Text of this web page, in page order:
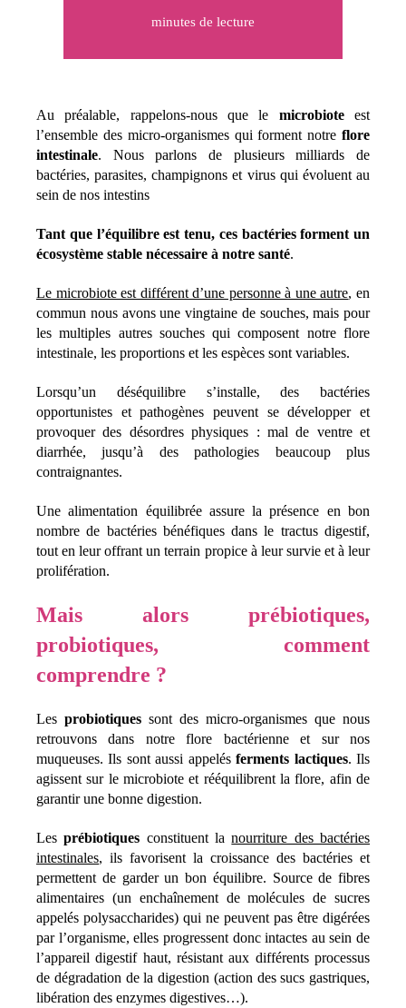
minutes de lecture
Au préalable, rappelons-nous que le microbioteest
l’ensemble des micro-organismes qui forment notre flore
intestinale. Nous parlons de plusieurs milliards de
bactéries, parasites, champignons et virus qui évoluent au
sein de nos intestins
Tant que l’équilibre est tenu, ces bactéries forment un
écosystème stable nécessaire à notre santé.
Le microbiote est différent d’une personne à une autre, en
commun nous avons une vingtaine de souches, mais pour
les multiples autres souches qui composent notre flore
intestinale, les proportions et les espèces sont variables.
Lorsqu’un déséquilibre s’installe, des bactéries
opportunistes et pathogènes peuvent se développer et
provoquer des désordres physiques : mal de ventre et
diarrhée, jusqu’à des pathologies beaucoup plus
contraignantes.
Une alimentation équilibrée assure la présence en bon
nombre de bactéries bénéfiques dans le tractus digestif,
tout en leur offrant un terrain propice à leur survie et à leur
prolifération.
Mais alors prébiotiques,
probiotiques, comment
comprendre ?
Les probiotiques sont des micro-organismes que nous
retrouvons dans notre flore bactérienne et sur nos
muqueuses. Ils sont aussi appelésferments lactiques. Ils
agissent sur le microbiote et rééquilibrent la flore, afin de
garantir une bonne digestion.
Lesprébiotiques constituent lanourriture des bactéries
intestinales, ils favorisent la croissance des bactéries et
permettent de garder un bon équilibre. Source de fibres
alimentaires (un enchaînement de molécules de sucres
appelés polysaccharides) qui ne peuvent pas être digérées
par l’organisme, elles progressent donc intactes au sein de
l’appareil digestif haut, résistant aux différents processus
de dégradation de la digestion (action des sucs gastriques,
libération des enzymes digestives…).